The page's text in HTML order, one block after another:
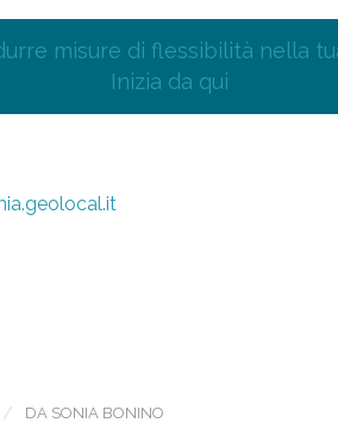
misure di flessibilità nella
Inizia da qui
/ DA SONIA BONINO